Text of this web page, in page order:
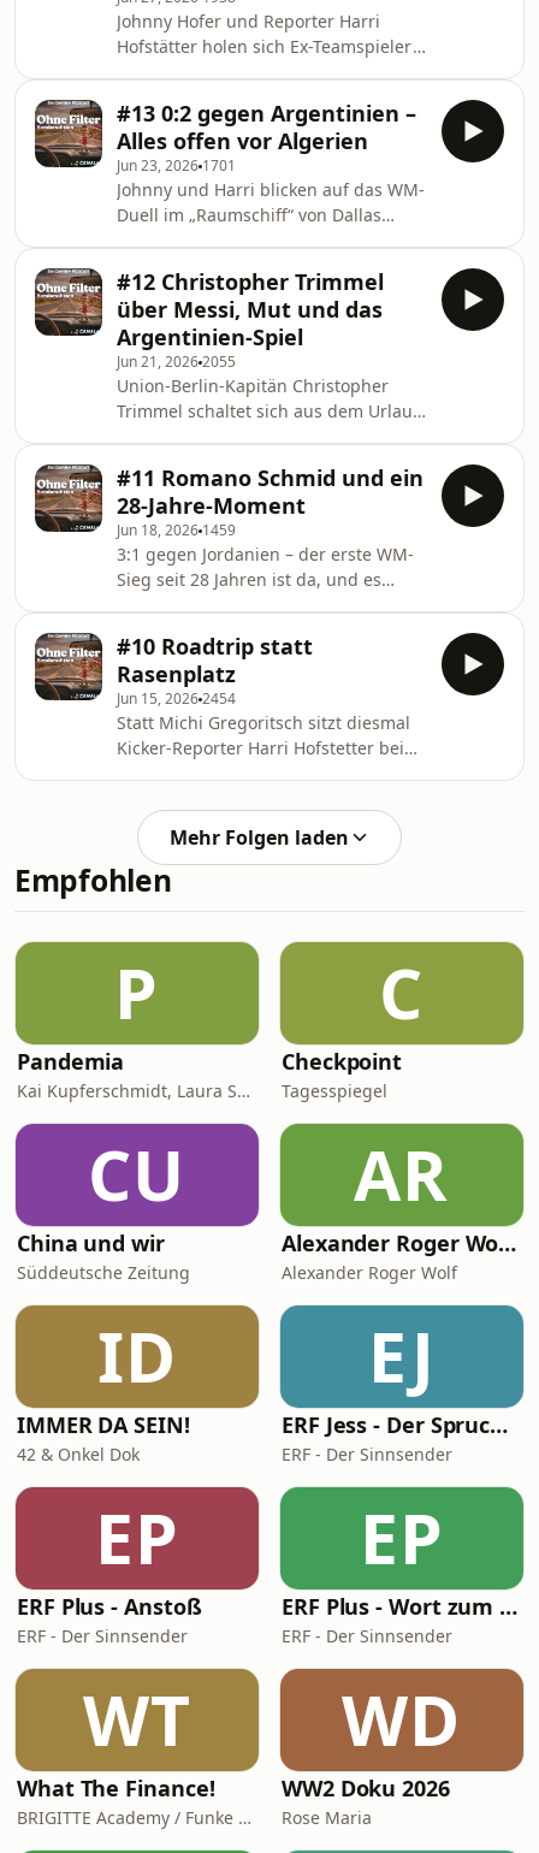
Johnny Hofer und Reporter Harri
Hofstätter holen sich Ex-Teamspieler
#13 0:2 gegen Argentinien –
Alles offen vor Algerien
Jun 23, 2026 1701
Johnny und Harri blicken auf das WM-
Duell im „Raumschiff“ von Dallas
#12 Christopher Trimmel
über Messi, Mut und das
Argentinien-Spiel
Jun 21, 20262055
Union-Berlin-Kapitän Christopher
Trimmel schaltet sich aus dem Urlaub
#11 Romano Schmid und ein
28-Jahre-Moment
Jun 18, 2026 1459
3:1 gegen Jordanien – der erste WM-
Sieg seit 28 Jahren ist da, und es
melden sich direkt aus San Francisco:
vom Fanmarsch im ausgewanderten
Salzburger Lokal „Leopold“ über den
Koloss der 49ers-Arena bis zum 28-
Dollar-Bier und einem Karton
Margaritas für 240 Dollar. Sie
sprechen über Romano Schmids
Traumtor, das aberkannte Handsp
#10 Roadtrip statt
Rasenplatz
Jun 15, 20262454
Statt Michi Gregoritsch sitzt diesmal
Kicker-Reporter Harri Hofstetter bei
Mehr Folgen laden
Empfohlen
P
Pandemia
Kai Kupferschmidt, Laura Salm-Reifferscheidt
C
Checkpoint
Tagesspiegel
CU
China und wir
Süddeutsche Zeitung
AR
Alexander Roger Wolf - 🎙 Get the Job – Der Podcast für starke Präsenz vor der Kamera & auf Social Media
Alexander Roger Wolf
ID
IMMER DA SEIN!
42 & Onkel Dok
EJ
ERF Jess - Der Spruch des Tages
ERF - Der Sinnsender
EP
ERF Plus - Anstoß
ERF - Der Sinnsender
EP
ERF Plus - Wort zum Tag
ERF - Der Sinnsender
WT
What The Finance!
BRIGITTE Academy / Funke Woman, People & Family GmbH
WD
WW2 Doku 2026
Rose Maria